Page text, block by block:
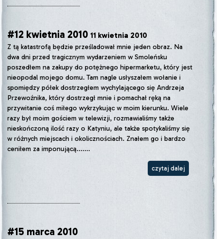
#12 kwietnia 2010 11 kwietnia 2010
Z tą katastrofą będzie prześladował mnie jeden obraz. Na
dwa dni przed tragicznym wydarzeniem w Smoleńsku
poszedłem na zakupy do potężnego hipermarketu, który jest
nieopodal mojego domu. Tam nagle usłyszałem wołanie i
spomiędzy półek dostrzegłem wychylającego się Andrzeja
Przewoźnika, który dostrzegł mnie i pomachał ręką na
przywitanie coś miłego wykrzykując w moim kierunku. Wiele
razy był moim gościem w telewizji, rozmawialiśmy także
nieskończoną ilość razy o Katyniu, ale także spotykaliśmy się
w różnych miejscach i okolicznościach. Znałem go i bardzo
ceniłem za imponującą.......
czytaj dalej
#15 marca 2010